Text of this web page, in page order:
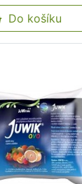
Do košíku